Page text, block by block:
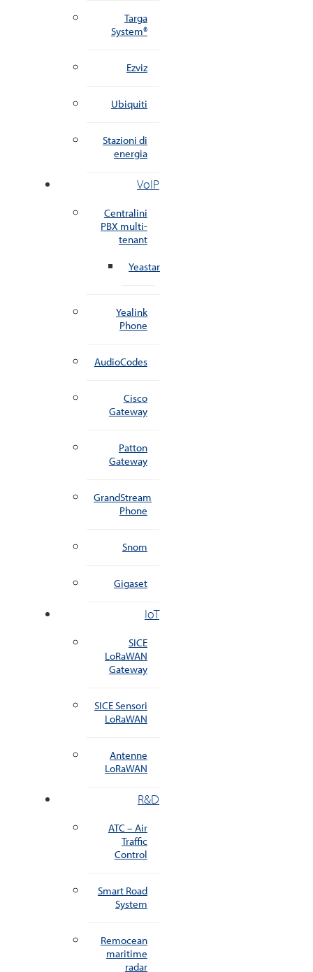
Targa
System®
Ezviz
Ubiquiti
Stazioni di
energia
VoIP
Centralini
PBX multi-
tenant
Yeastar
Yealink
Phone
AudioCodes
Cisco
Gateway
Patton
Gateway
GrandStream
Phone
Snom
Gigaset
IoT
SICE
LoRaWAN
Gateway
SICE Sensori
LoRaWAN
Antenne
LoRaWAN
R&D
ATC – Air
Traffic
Control
Smart Road
System
Remocean
maritime
radar